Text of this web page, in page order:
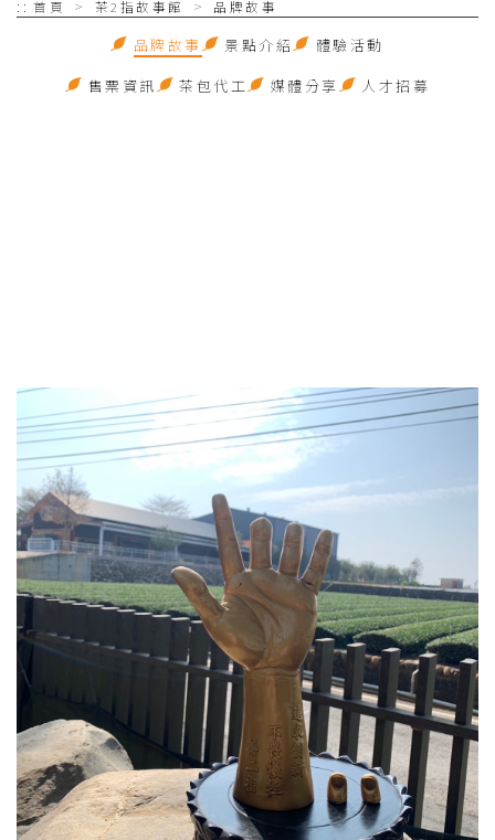
:: 首頁 茶2指故事館 品牌故事
品牌故事 景點介紹
體驗活動
售票資訊
茶包代工 媒體分享 人才招募